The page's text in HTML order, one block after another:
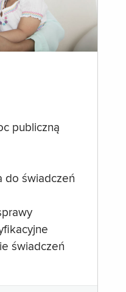
publiczną
do świadczeń
świadczeń